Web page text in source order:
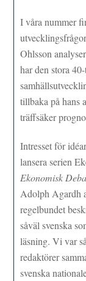
I våra nummer
Ohlsson
har den stora
tillbaka på hans
träffsäker
Intresset för
lansera serien
Ekonomisk
Adolph Agardh
regelbundet
såväl svenska
läsning. Vi var
redaktörer
svenska